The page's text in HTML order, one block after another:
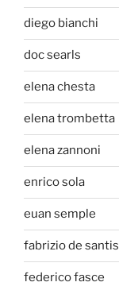
diego bianchi
doc searls
elena chesta
elena trombetta
elena zannoni
enrico sola
euan semple
fabrizio de santis
federico fasce